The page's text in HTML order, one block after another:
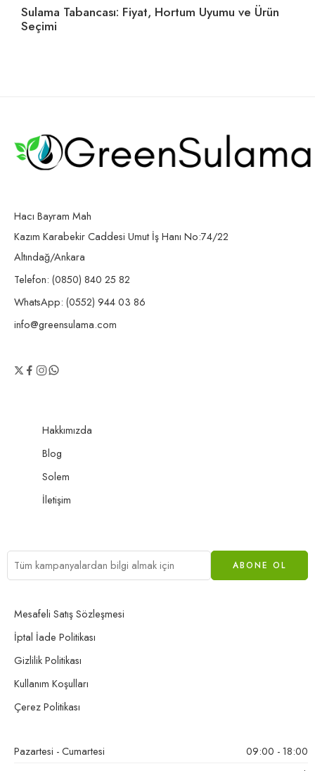
Sulama Tabancası: Fiyat, Hortum Uyumu ve Ürün
Seçimi
Hacı Bayram Mah
Kazım Karabekir Caddesi Umut İş Hanı No:74/22
Altındağ/Ankara
Telefon: (0850) 840 25 82
WhatsApp: (0552) 944 03 86
info@greensulama.com
Hakkımızda
Blog
Solem
İletişim
Mesafeli Satış Sözleşmesi
İptal İade Politikası
Gizlilik Politikası
Kullanım Koşulları
Çerez Politikası
Pazartesi - Cumartesi
09:00 - 18:00